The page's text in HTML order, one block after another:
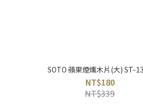
SOTO 蘋果煙燻木片(大) ST-
NT$180
NT$339